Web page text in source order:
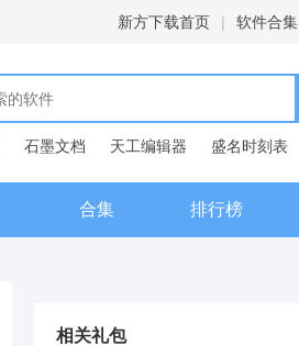
新方下载首页 | 软件合集
石墨文档 天工编辑器
盛名时刻表
合集 排行榜
相关礼包